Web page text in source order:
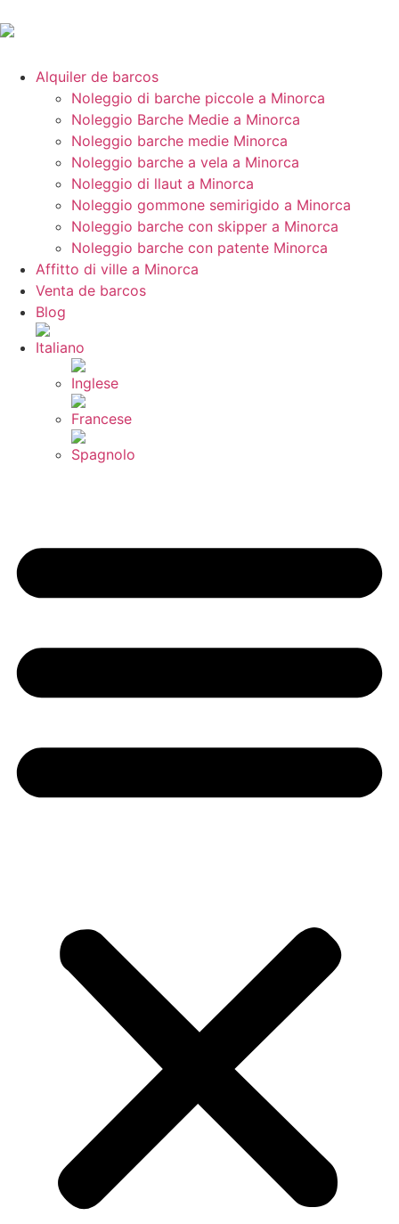
Alquiler de barcos
Noleggio di barche piccole a Minorca
Noleggio Barche Medie a Minorca
Noleggio barche medie Minorca
Noleggio barche a vela a Minorca
Noleggio di llaut a Minorca
Noleggio gommone semirigido a Minorca
Noleggio barche con skipper a Minorca
Noleggio barche con patente Minorca
Affitto di ville a Minorca
Venta de barcos
Blog